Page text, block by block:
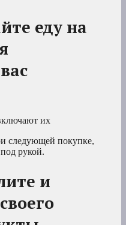
еду на
их
следующей покупке,
рукой.
и